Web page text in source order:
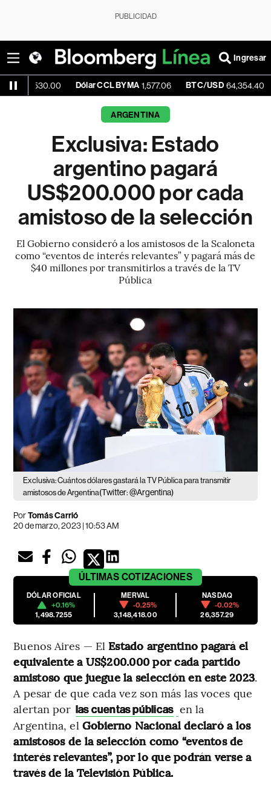
PUBLICIDAD
Ingresar
Dólar CCL BYMA 1,577.06 BTC/USD 64,354.40 -0.67%
ARGENTINA
Exclusiva: Estado
argentino pagará
US$200.000 por cada
amistoso de la selección
El Gobierno consideró a los amistosos de la Scaloneta
como “eventos de interés relevantes” y pagará más de
$40 millones por transmitirlos a través de la TV
Pública
Exclusiva: Cuántos dólares gastará la TV Pública para transmitir
amistosos de Argentina(Twitter: @Argentina)
PorTomás Carrió
20 de marzo, 2023 | 10:53 AM
ÚLTIMAS COTIZACIONES
DÓLAR OFICIAL
+0.16%
1,498.7255
MERVAL
-0.25%
3,148,418.00
NASDAQ
-0.02%
26,357.29
Buenos Aires — El Estado argentino pagará el
equivalente a US$200.000 por cada partido
amistoso que juegue la selección en este 2023.
A pesar de que cada vez son más las voces que
alertan por las cuentas públicas en la
Argentina, el Gobierno Nacional declaró a los
amistosos de la selección como “eventos de
interés relevantes”, por lo que podrán verse a
través de la Televisión Pública.